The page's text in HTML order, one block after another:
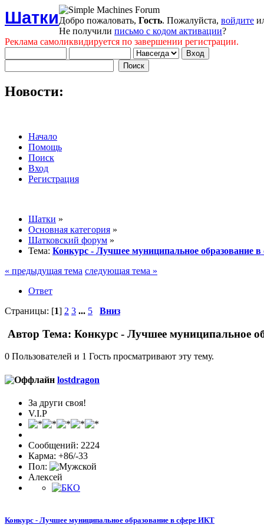
ШаткиДобро пожаловать, Гость. Пожалуйста, войдите
Не получили письмо с кодом активации?
Реклама самоликвидируется по завершении регистрации.
Новости:
Начало
Помощь
Поиск
Вход
Регистрация
Шатки »
Основная категория »
Шатковский форум »
Тема: Конкурс - Лучшее муниципальное образование
« предыдущая тема следующая тема »
Ответ
Страницы: [1] 2 3 ... 5 Вниз
Автор Тема: Конкурс - Лучшее муниципальное
0 Пользователей и 1 Гость просматривают эту тему.
lostdragon
За други своя!
V.I.P
Сообщений: 2224
Карма: +86/-33
Пол:
Алексей
Конкурс - Лучшее муниципальное образование в сфере ИКТ